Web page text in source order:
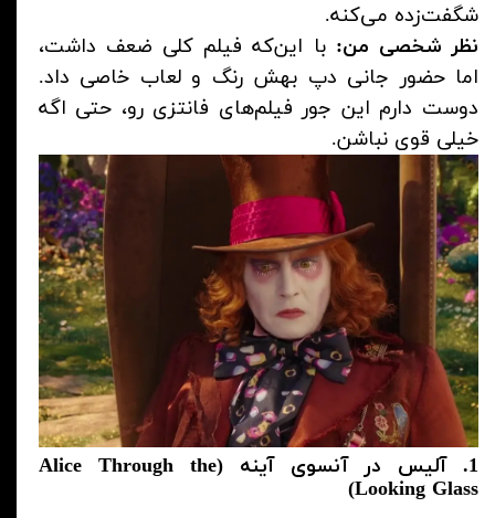
شگفت‌زده می‌کنه.
نظر شخصی من: با این‌که فیلم کلی ضعف داشت،
اما حضور جانی دپ بهش رنگ و لعاب خاصی داد.
دوست دارم این جور فیلم‌های فانتزی رو، حتی اگه
خیلی قوی نباشن.
1. آلیس در آنسوی آینه (Alice Through the
Looking Glass)